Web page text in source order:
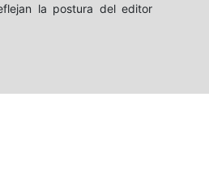
la postura del editor